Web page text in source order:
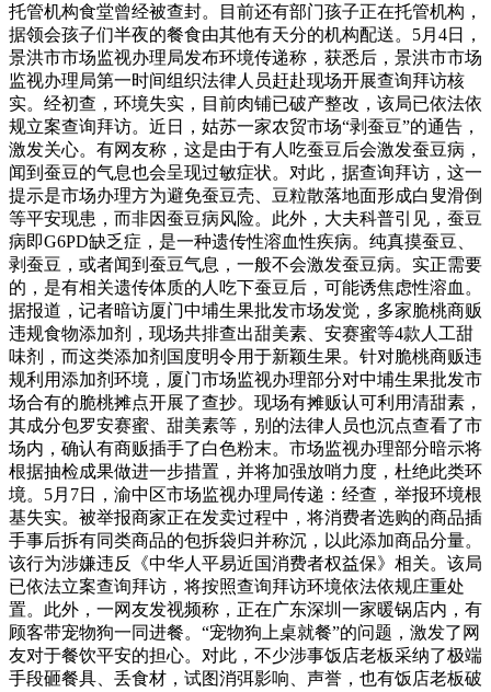
托管机构食堂曾经被查封。目前还有部门孩子正在托管机构，
据领会孩子们半夜的餐食由其他有天分的机构配送。5月4日，
景洪市市场监视办理局发布环境传递称，获悉后，景洪市市场
监视办理局第一时间组织法律人员赶赴现场开展查询拜访核
实。经初查，环境失实，目前肉铺已破产整改，该局已依法依
规立案查询拜访。近日，姑苏一家农贸市场“剥蚕豆”的通告，
激发关心。有网友称，这是由于有人吃蚕豆后会激发蚕豆病，
闻到蚕豆的气息也会呈现过敏症状。对此，据查询拜访，这一
提示是市场办理方为避免蚕豆壳、豆粒散落地面形成白叟滑倒
等平安现患，而非因蚕豆病风险。此外，大夫科普引见，蚕豆
病即G6PD缺乏症，是一种遗传性溶血性疾病。纯真摸蚕豆、
剥蚕豆，或者闻到蚕豆气息，一般不会激发蚕豆病。实正需要
的，是有相关遗传体质的人吃下蚕豆后，可能诱焦虑性溶血。
据报道，记者暗访厦门中埔生果批发市场发觉，多家脆桃商贩
违规食物添加剂，现场共排查出甜美素、安赛蜜等4款人工甜
味剂，而这类添加剂国度明令用于新颖生果。针对脆桃商贩违
规利用添加剂环境，厦门市场监视办理部分对中埔生果批发市
场合有的脆桃摊点开展了查抄。现场有摊贩认可利用清甜素，
其成分包罗安赛蜜、甜美素等，别的法律人员也沉点查看了市
场内，确认有商贩插手了白色粉末。市场监视办理部分暗示将
根据抽检成果做进一步措置，并将加强放哨力度，杜绝此类环
境。5月7日，渝中区市场监视办理局传递：经查，举报环境根
基失实。被举报商家正在发卖过程中，将消费者选购的商品插
手事后拆有同类商品的包拆袋归并称沉，以此添加商品分量。
该行为涉嫌违反《中华人平易近国消费者权益保》相关。该局
已依法立案查询拜访，将按照查询拜访环境依法依规庄重处
置。此外，一网友发视频称，正在广东深圳一家暖锅店内，有
顾客带宠物狗一同进餐。“宠物狗上桌就餐”的问题，激发了网
友对于餐饮平安的担心。对此，不少涉事饭店老板采纳了极端
手段砸餐具、丢食材，试图消弭影响、声誉，也有饭店老板破